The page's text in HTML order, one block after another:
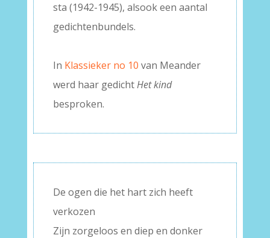
sta (1942-1945), alsook een aantal
gedichtenbundels.
In Klassieker no 10 van Meander
werd haar gedichtHet kind
besproken.
De ogen die het hart zich heeft
verkozen
Zijn zorgeloos en diep en donker